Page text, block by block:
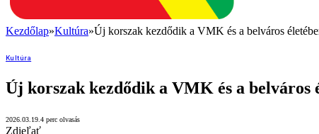
Kezdőlap»Kultúra»Új korszak kezdődik a VMK és a belváros
Kultúra
Új korszak kezdődik a VMK és a belváros
2026.03.19. 4 perc olvasás
Zdieľať